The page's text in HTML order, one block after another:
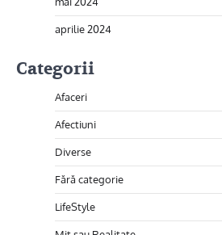
aprilie 2024
Categorii
Afaceri
Afectiuni
Diverse
Fără categorie
LifeStyle